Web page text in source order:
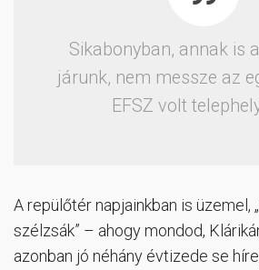
Sikabonyban, annak is
járunk, nem messze az
EFSZ volt
A repülőtér napjainkban is üzemel,
szélzsák” – ahogy mondod,
azonban jó néhány évtizede se